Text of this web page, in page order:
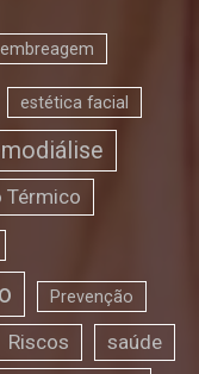
embreagem
estética facial
Térmico
Prevenção
Riscos saúde